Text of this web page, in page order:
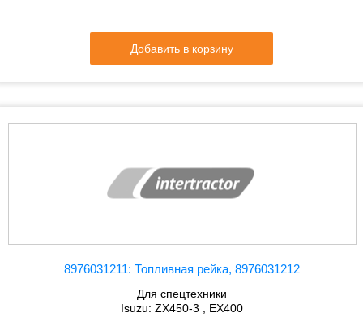
Добавить в корзину
8976031211: Топливная рейка, 8976031212
Для спецтехники
Isuzu: ZX450-3 , EX400